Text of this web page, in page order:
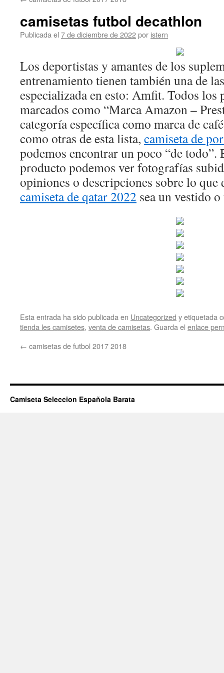
camisetas futbol decathlon
Publicada el 7 de diciembre de 2022por istern
Los deportistas y amantes de los
entrenamiento tienen también una de
especializada en esto: Amfit. Todos los
marcados como “Marca Amazon –
categoría específica como marca de
como otras de esta lista, camiseta de
podemos encontrar un poco “de todo”.
producto podemos ver fotografías
opiniones o descripciones sobre lo que
camiseta de qatar 2022 sea un vestido
Esta entrada ha sido publicada en Uncategorized y etiquetada
tienda les camisetes, venta de camisetas. Guarda el enlace
← camisetas de futbol 2017 2018
Camiseta Seleccion Española Barata